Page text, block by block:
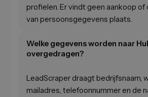
profielen. Er vindt geen aankoop
van persoonsgegevens plaats.
Welke gegevens worden naar
overgedragen?
LeadScraper draagt bedrijfsnaam,
mailadres, telefoonnummer en de